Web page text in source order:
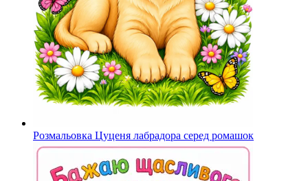
Розмальовка Цуценя лабрадора серед ромашок